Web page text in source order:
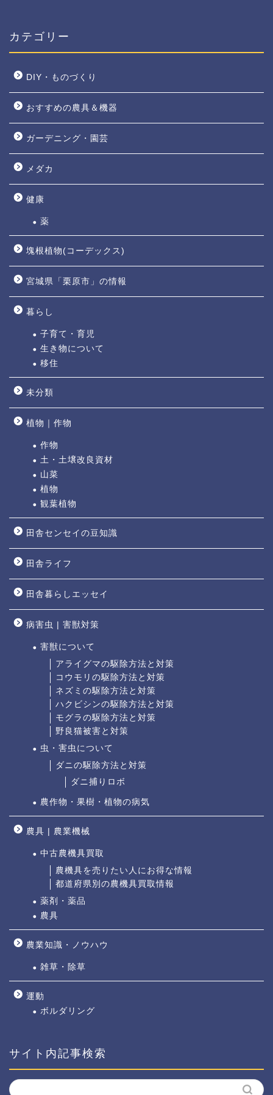
カテゴリー
DIY・ものづくり
おすすめの農具＆機器
ガーデニング・園芸
メダカ
健康
薬
塊根植物(コーデックス)
宮城県「栗原市」の情報
暮らし
子育て・育児
生き物について
移住
未分類
植物｜作物
作物
土・土壌改良資材
山菜
植物
観葉植物
田舎センセイの豆知識
田舎ライフ
田舎暮らしエッセイ
病害虫 | 害獣対策
害獣について
アライグマの駆除方法と対策
コウモリの駆除方法と対策
ネズミの駆除方法と対策
ハクビシンの駆除方法と対策
モグラの駆除方法と対策
野良猫被害と対策
虫・害虫について
ダニの駆除方法と対策
ダニ捕りロボ
農作物・果樹・植物の病気
農具 | 農業機械
中古農機具買取
農機具を売りたい人にお得な情報
都道府県別の農機具買取情報
薬剤・薬品
農具
農業知識・ノウハウ
雑草・除草
運動
ボルダリング
サイト内記事検索